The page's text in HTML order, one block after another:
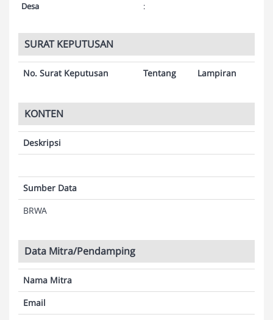
Desa
:
SURAT KEPUTUSAN
No. Surat Keputusan Tentang Lampiran
KONTEN
Deskripsi
Sumber Data
BRWA
Data Mitra/Pendamping
Nama Mitra
Email